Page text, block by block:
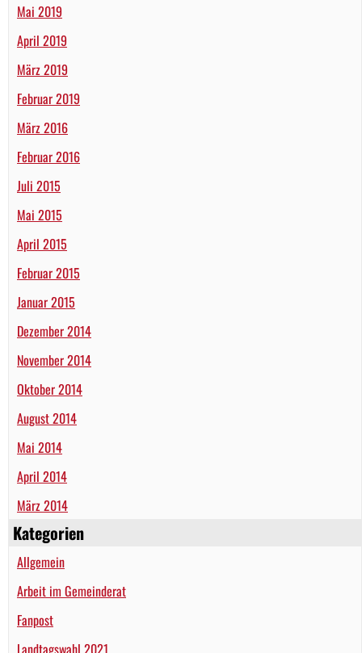
Mai 2019
April 2019
März 2019
Februar 2019
März 2016
Februar 2016
Juli 2015
Mai 2015
April 2015
Februar 2015
Januar 2015
Dezember 2014
November 2014
Oktober 2014
August 2014
Mai 2014
April 2014
März 2014
Kategorien
Allgemein
Arbeit im Gemeinderat
Fanpost
Landtagswahl 2021